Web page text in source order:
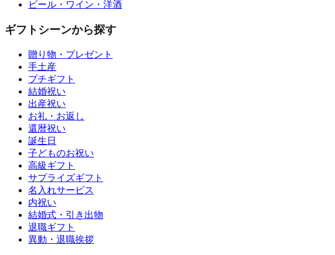
ビール・ワイン・洋酒
ギフトシーンから探す
贈り物・プレゼント
手土産
プチギフト
結婚祝い
出産祝い
お礼・お返し
還暦祝い
誕生日
子どものお祝い
高級ギフト
サプライズギフト
名入れサービス
内祝い
結婚式・引き出物
退職ギフト
異動・退職挨拶